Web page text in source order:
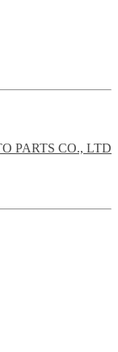
PARTS CO., LTD